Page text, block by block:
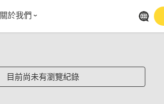
關於我們
instagram
目前尚未有瀏覽紀錄